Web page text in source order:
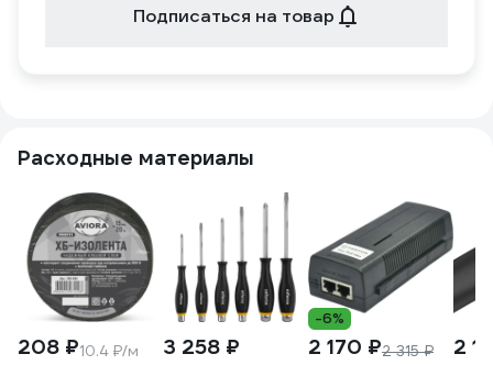
Подписаться на товар
Расходные материалы
208 ₽10.4 ₽/м 3 258 ₽
-6%
2 170 ₽2 315 ₽ 2